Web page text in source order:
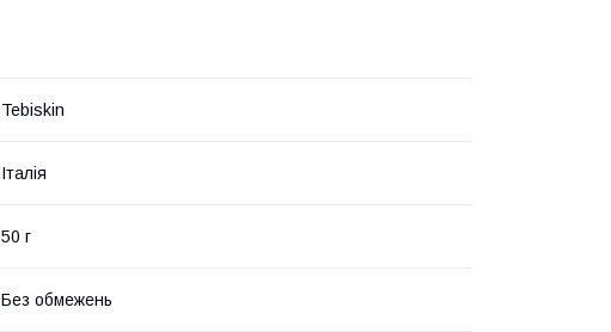
Tebiskin
Італія
50 г
Без обмежень